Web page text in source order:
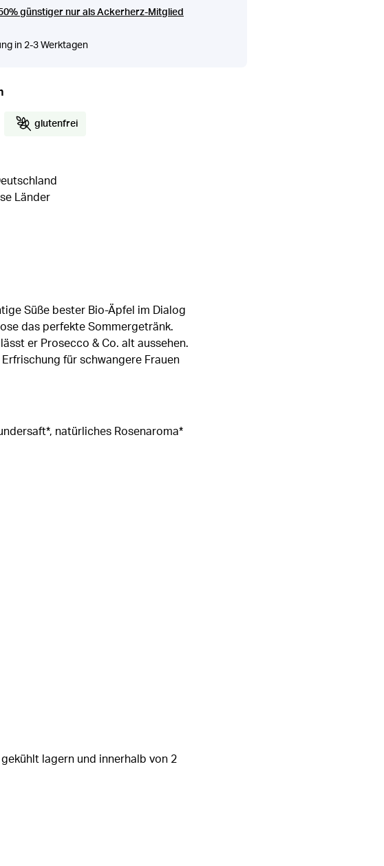
günstiger nur als Ackerherz-Mitglied
in 2-3 Werktagen
glutenfrei
Länder
Süße bester Bio-Äpfel im Dialog
das perfekte Sommergetränk.
er Prosecco & Co. alt aussehen.
für schwangere Frauen
natürliches Rosenaroma*
lagern und innerhalb von 2